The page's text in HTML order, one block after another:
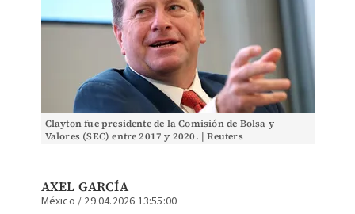
Clayton fue presidente de la Comisión de Bolsa y
Valores (SEC) entre 2017 y 2020. | Reuters
AXEL GARCÍA
México / 29.04.2026 13:55:00